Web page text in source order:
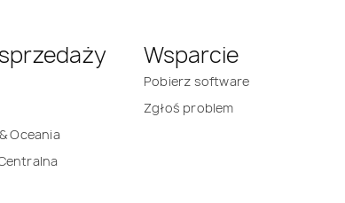
Oceania
Wsparcie
Pobierz software
Zgłoś problem